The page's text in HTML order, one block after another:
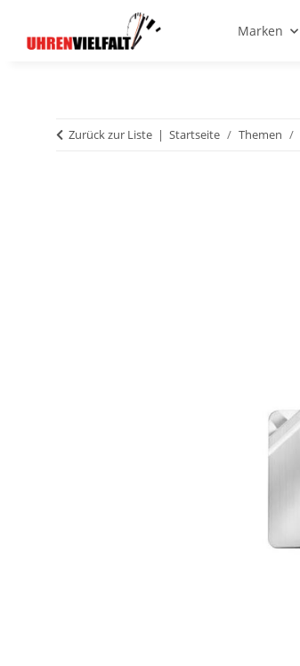
Marken
Zurück zur Liste Startseite Themen